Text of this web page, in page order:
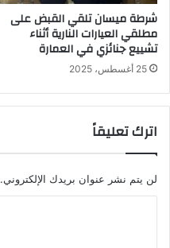
شرطة ميسان تلقي القبض على
مطلقي العيارات النارية أثناء
تشييع جنائزي في العمارة
25 أغسطس، 2025
اترك تعليقاً
لن يتم نشر عنوان بريدك الإلكتروني.